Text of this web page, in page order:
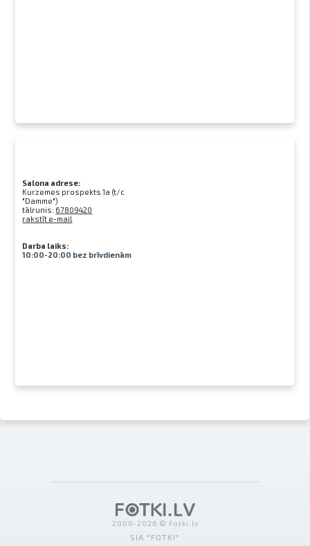
Salona adrese:
Kurzemes prospekts 1a (t/c
"Damme")
tālrunis: 67809420
rakstīt e-mail
Darba laiks:
10:00-20:00 bez brīvdienām
2000-2026 © Fotki.lv
SIA "FOTKI"